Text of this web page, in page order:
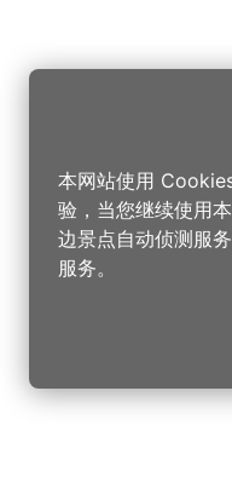
本网站使用
验，当您继续使用
边景点自动侦测服
服务。